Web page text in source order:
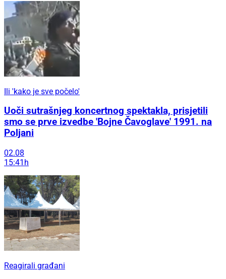
Ili 'kako je sve počelo'
Uoči sutrašnjeg koncertnog spektakla, prisjetili
smo se prve izvedbe 'Bojne Čavoglave' 1991. na
Poljani
02.08
15:41h
Reagirali građani